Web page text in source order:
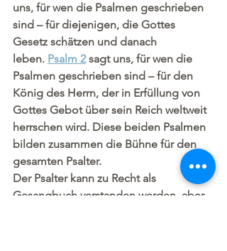
uns, für wen die Psalmen geschrieben
sind – für diejenigen, die Gottes
Gesetz schätzen und danach
leben. Psalm 2 sagt uns, für wen die
Psalmen geschrieben sind – für den
König des Herrn, der in Erfüllung von
Gottes Gebot über sein Reich weltweit
herrschen wird. Diese beiden Psalmen
bilden zusammen die Bühne für den
gesamten Psalter.
Der Psalter kann zu Recht als
Gesangbuch verstanden werden, aber